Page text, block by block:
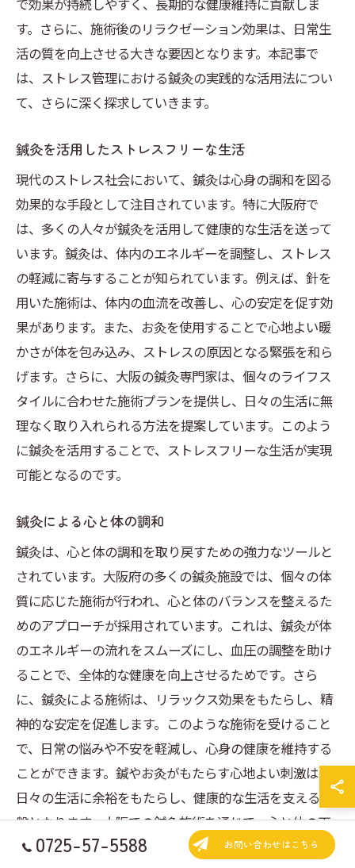
す。さらに、施術後のリラクゼーション効果は、日常生
活の質を向上させる大きな要因となります。本記事で
は、ストレス管理における鍼灸の実践的な活用法につい
て、さらに深く探求していきます。
鍼灸を活用したストレスフリーな生活
現代のストレス社会において、鍼灸は心身の調和を図る
効果的な手段として注目されています。特に大阪府で
は、多くの人々が鍼灸を活用して健康的な生活を送って
います。鍼灸は、体内のエネルギーを調整し、ストレス
の軽減に寄与することが知られています。例えば、針を
用いた施術は、体内の血流を改善し、心の安定を促す効
果があります。また、お灸を使用することで心地よい暖
かさが体を包み込み、ストレスの原因となる緊張を和ら
げます。さらに、大阪の鍼灸専門家は、個々のライフス
タイルに合わせた施術プランを提供し、日々の生活に無
理なく取り入れられる方法を提案しています。このよう
に鍼灸を活用することで、ストレスフリーな生活が実現
可能となるのです。
鍼灸による心と体の調和
鍼灸は、心と体の調和を取り戻すための強力なツールと
されています。大阪府の多くの鍼灸施設では、個々の体
質に応じた施術が行われ、心と体のバランスを整えるた
めのアプローチが採用されています。これは、鍼灸が体
のエネルギーの流れをスムーズにし、血圧の調整を助け
ることで、全体的な健康を向上させるためです。さら
に、鍼灸による施術は、リラックス効果をもたらし、精
神的な安定を促進します。このような施術を受けること
で、日常の悩みや不安を軽減し、心身の健康を維持する
ことができます。鍼やお灸がもたらす心地よい刺激は、
日々の生活に余裕をもたらし、健康的な生活を支える基
盤となります。大阪での鍼灸施術を通じて、心と体の両
面からの健康を追求してみてはいかがでしょうか。
0725-57-5588 お問い合わせはこちら